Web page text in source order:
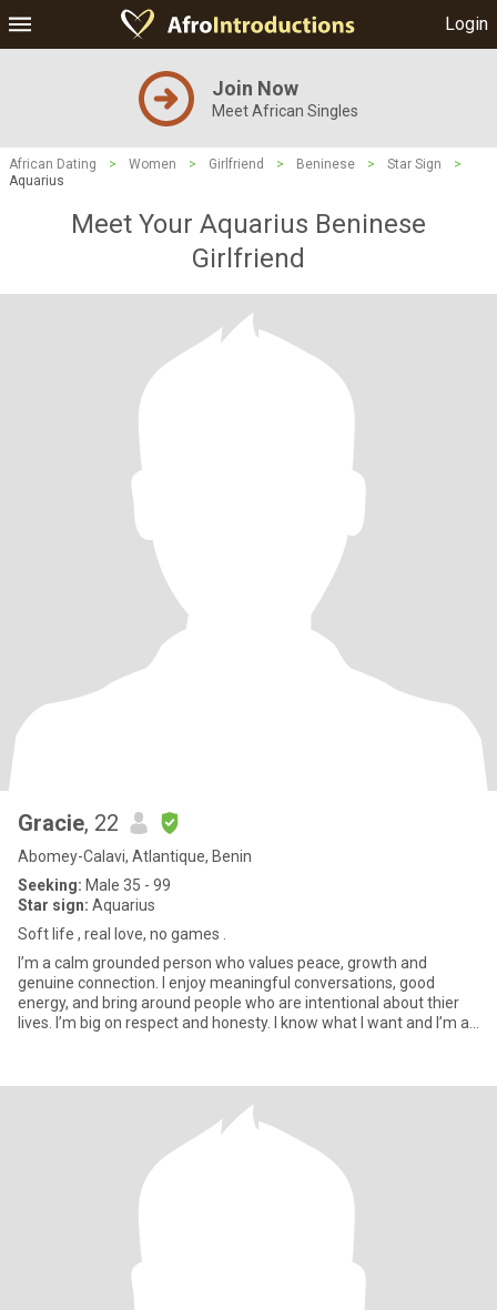
Login
Join Now
Meet African Singles
African Dating > Women > Girlfriend > Beninese > Star Sign
>
Aquarius
Meet Your Aquarius Beninese
Girlfriend
Gracie, 22
Abomey-Calavi, Atlantique, Benin
Seeking: Male 35 - 99
Star sign: Aquarius
Soft life , real love, no games .
I’m a calm grounded person who values peace, growth and
genuine connection. I enjoy meaningful conversations, good
energy, and bring around people who are intentional about thier
lives. I’m big on respect and honesty. I know what I want and I’m at